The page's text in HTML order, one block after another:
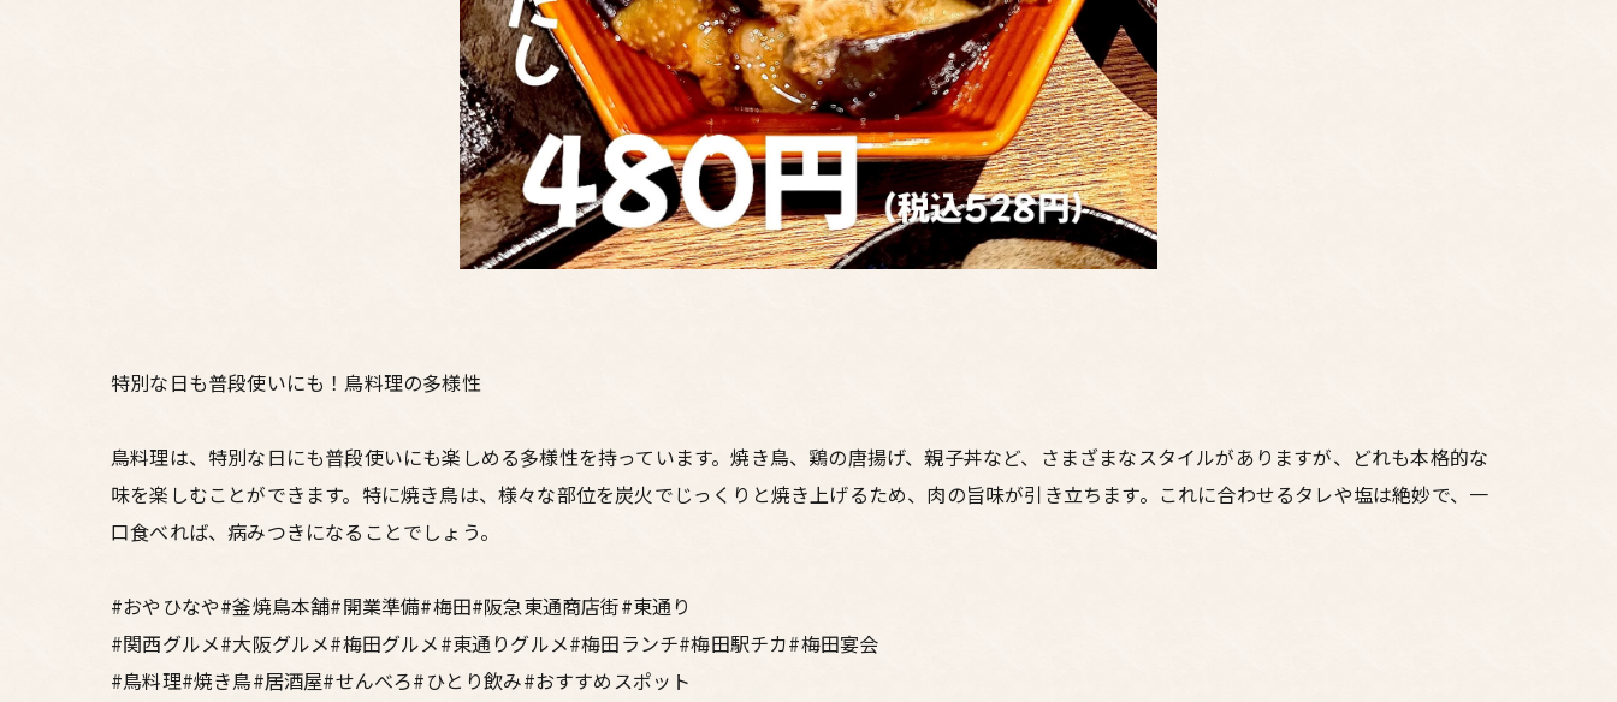
特別な日も普段使いにも！鳥料理の多様性
鳥料理は、特別な日にも普段使いにも楽しめる多様性を持っています。焼き鳥、鶏の唐揚げ、親子丼など、さまざまなスタイルがありますが、どれも本格的な
味を楽しむことができます。特に焼き鳥は、様々な部位を炭火でじっくりと焼き上げるため、肉の旨味が引き立ちます。これに合わせるタレや塩は絶妙で、一
口食べれば、病みつきになることでしょう。
#おやひなや#釜焼鳥本舗#開業準備#梅田#阪急東通商店街#東通り
#関西グルメ#大阪グルメ#梅田グルメ#東通りグルメ#梅田ランチ#梅田駅チカ#梅田宴会
#鳥料理#焼き鳥#居酒屋#せんべろ#ひとり飲み#おすすめスポット